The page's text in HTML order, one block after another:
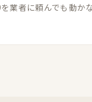
業者に頼んでも動